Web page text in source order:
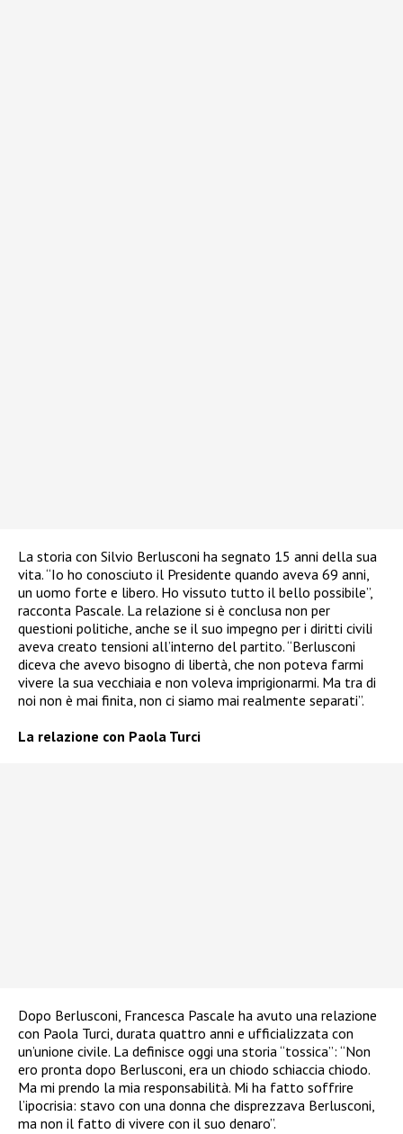
La storia con Silvio Berlusconi ha segnato 15 anni della sua
vita. “Io ho conosciuto il Presidente quando aveva 69 anni,
un uomo forte e libero. Ho vissuto tutto il bello possibile”,
racconta Pascale. La relazione si è conclusa non per
questioni politiche, anche se il suo impegno per i diritti civili
aveva creato tensioni all’interno del partito. “Berlusconi
diceva che avevo bisogno di libertà, che non poteva farmi
vivere la sua vecchiaia e non voleva imprigionarmi. Ma tra di
noi non è mai finita, non ci siamo mai realmente separati”.
La relazione con Paola Turci
Dopo Berlusconi, Francesca Pascale ha avuto una relazione
con Paola Turci, durata quattro anni e ufficializzata con
un’unione civile. La definisce oggi una storia “tossica”: “Non
ero pronta dopo Berlusconi, era un chiodo schiaccia chiodo.
Ma mi prendo la mia responsabilità. Mi ha fatto soffrire
l’ipocrisia: stavo con una donna che disprezzava Berlusconi,
ma non il fatto di vivere con il suo denaro”.